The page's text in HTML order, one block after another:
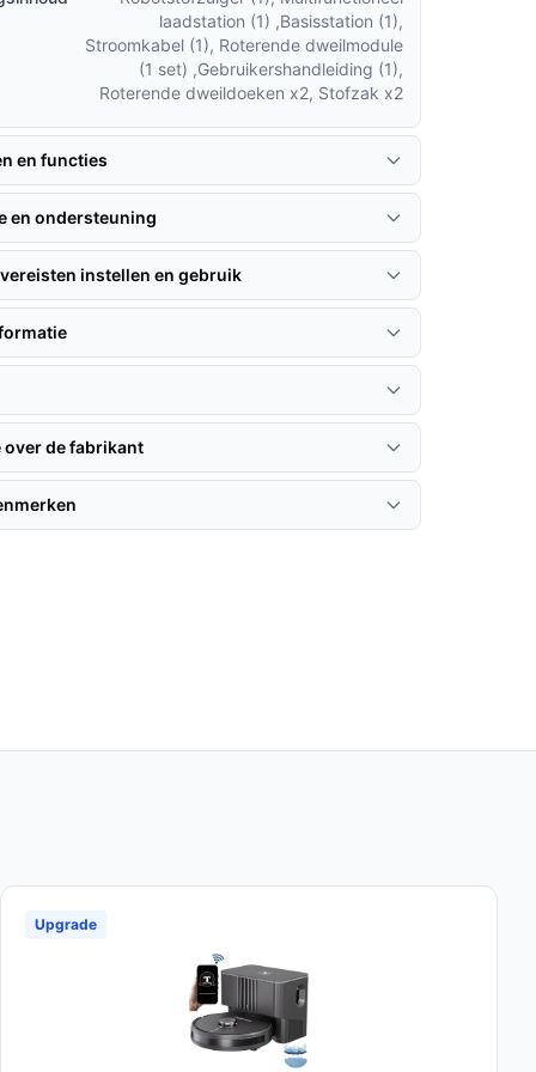
laadstation (1) ,Basisstation (1),
Stroomkabel (1), Roterende dweilmodule
(1 set) ,Gebruikershandleiding (1),
Roterende dweildoeken x2, Stofzak x2
en functies
en ondersteuning
instellen en gebruik
over de fabrikant
Upgrade